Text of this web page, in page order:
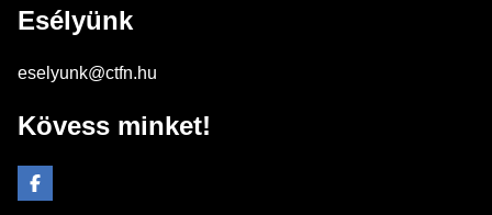
Esélyünk
eselyunk@ctfn.hu
Kövess minket!